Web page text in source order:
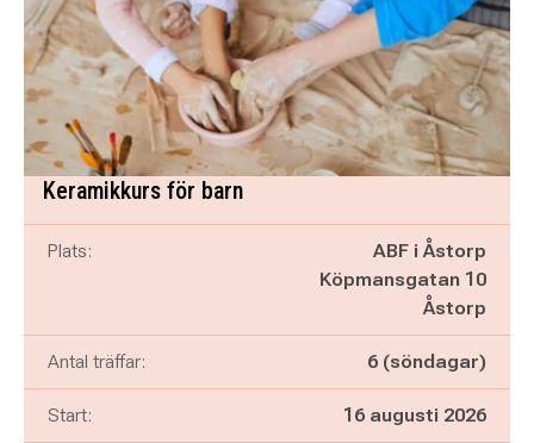
Keramikkurs för barn
Plats:
ABF i Åstorp
Köpmansgatan 10
Åstorp
Antal träffar: 6 (söndagar)
Start: 16 augusti 2026